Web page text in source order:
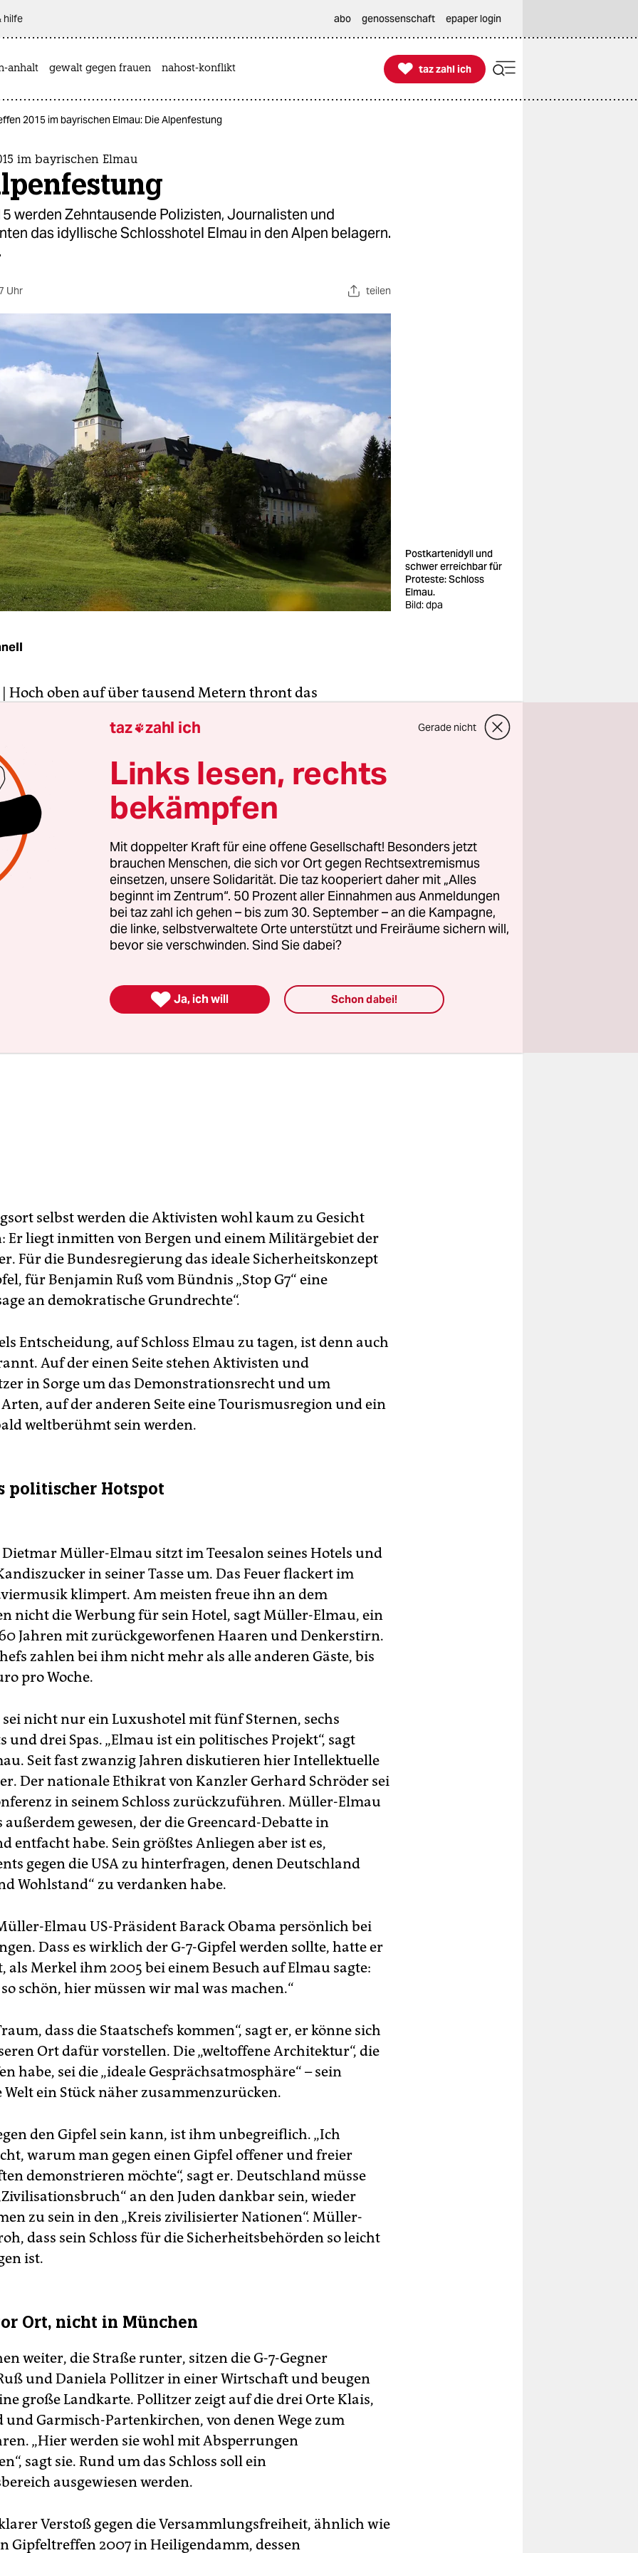
hilfe abo genossenschaft epaper login
anhalt gewalt gegen frauen nahost-konflikt 
taz zahl ich
taz zahl ich
2015 im bayrischen Elmau: Die Alpenfestung
im bayrischen Elmau
werden Zehntausende Polizisten, Journalisten und
das idyllische Schlosshotel Elmau in den Alpen belagern.
Uhr teilen
Postkartenidyll und
schwer erreichbar für
Proteste: Schloss
Elmau.
Bild: dpa
| Hoch oben auf über tausend Metern thront das
Himmel zu küssen, hinter ihnen ragen grüne Wälder und
Bergmassiv der Wettersteinwand auf. Noch rauscht nur
– aber in einem halben Jahr werden Hubschrauber
knattern.
Juni 2015 lässt Kanzlerin Angela Merkel die Staatschefs
Industrieländer zumG-7-Gipfel einfliegen. Mehr
werden vor Ort berichten, mindestens 15.000
im Einsatz, um den Gipfel zu schützen. Europaweit
Tausende Gipfelgegner warm für das Spektakel.
selbst werden die Aktivisten wohl kaum zu Gesicht
Er liegt inmitten von Bergen und einem Militärgebiet der
Für die Bundesregierung das ideale Sicherheitskonzept
für Benjamin Ruß vom Bündnis „Stop G7“ eine
an demokratische Grundrechte“.
Entscheidung, auf Schloss Elmau zu tagen, ist denn auch
Auf der einen Seite stehen Aktivisten und
in Sorge um das Demonstrationsrecht und um
auf der anderen Seite eine Tourismusregion und ein
weltberühmt sein werden.
politischer Hotspot
Dietmar Müller-Elmau sitzt im Teesalon seines Hotels und
in seiner Tasse um. Das Feuer flackert im
klimpert. Am meisten freue ihn an dem
nicht die Werbung für sein Hotel, sagt Müller-Elmau, ein
Jahren mit zurückgeworfenen Haaren und Denkerstirn.
zahlen bei ihm nicht mehr als alle anderen Gäste, bis
pro Woche.
sei nicht nur ein Luxushotel mit fünf Sternen, sechs
und drei Spas. „Elmau ist ein politisches Projekt“, sagt
Seit fast zwanzig Jahren diskutieren hier Intellektuelle
Der nationale Ethikrat von Kanzler Gerhard Schröder sei
in seinem Schloss zurückzuführen. Müller-Elmau
außerdem gewesen, der die Greencard-Debatte in
entfacht habe. Sein größtes Anliegen aber ist es,
gegen die USA zu hinterfragen, denen Deutschland
Wohlstand“ zu verdanken habe.
Elmau US-Präsident Barack Obama persönlich bei
Dass es wirklich der G-7-Gipfel werden sollte, hatte er
als Merkel ihm 2005 bei einem Besuch auf Elmau sagte:
schön, hier müssen wir mal was machen.“
dass die Staatschefs kommen“, sagt er, er könne sich
Ort dafür vorstellen. Die „weltoffene Architektur“, die
habe, sei die „ideale Gesprächsatmosphäre“ – sein
Welt ein Stück näher zusammenzurücken.
den Gipfel sein kann, ist ihm unbegreiflich. „Ich
warum man gegen einen Gipfel offener und freier
demonstrieren möchte“, sagt er. Deutschland müsse
an den Juden dankbar sein, wieder
zu sein in den „Kreis zivilisierter Nationen“. Müller-
dass sein Schloss für die Sicherheitsbehörden so leicht
ist.
Ort, nicht in München
weiter, die Straße runter, sitzen die G-7-Gegner
und Daniela Pollitzer in einer Wirtschaft und beugen
große Landkarte. Pollitzer zeigt auf die drei Orte Klais,
Garmisch-Partenkirchen, von denen Wege zum
„Hier werden sie wohl mit Absperrungen
sagt sie. Rund um das Schloss soll ein
ausgewiesen werden.
Verstoß gegen die Versammlungsfreiheit, ähnlich wie
Gipfeltreffen 2007 in Heiligendamm, dessen
taz zahl ich Gerade nicht
Links lesen, rechts
bekämpfen
Mit doppelter Kraft für eine offene Gesellschaft! Besonders jetzt
brauchen Menschen, die sich vor Ort gegen Rechtsextremismus
einsetzen, unsere Solidarität. Die taz kooperiert daher mit „Alles
beginnt im Zentrum“. 50 Prozent aller Einnahmen aus Anmeldungen
bei taz zahl ich gehen – bis zum 30. September – an die Kampagne,
die linke, selbstverwaltete Orte unterstützt und Freiräume sichern will,
bevor sie verschwinden. Sind Sie dabei?
 Ja, ich will Schon dabei!